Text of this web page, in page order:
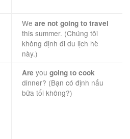
We are not going to travel
this summer. (Chúng tôi
không định đi du lịch hè
này.)
Are you going to cook
dinner? (Bạn có định nấu
bữa tối không?)